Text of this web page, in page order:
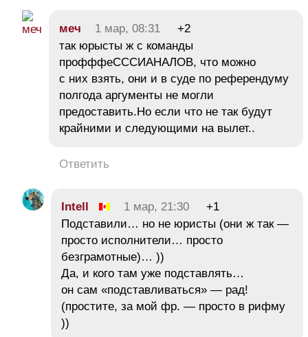
меч 1 мар, 08:31
+2
так юрысты ж с команды
профффеСССИАНАЛОВ, что можно
с них взять, они и в суде по референдуму
полгода аргументы не могли
предоставить.Но если что не так будут
крайними и следующими на вылет..
Ответить
Intell 1 мар, 21:30
+1
Подставили… но не юристы (они ж так —
просто исполнители… просто
безграмотные)… ))
Да, и кого там уже подставлять…
он сам «подставливаться» — рад!
(простите, за мой фр. — просто в рифму
))